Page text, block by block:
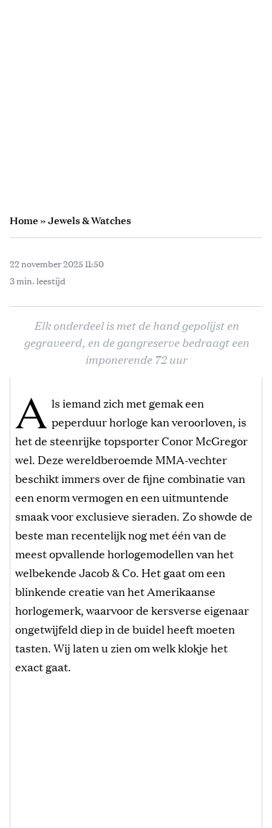
Home»Jewels & Watches
22 november 2025 11:50
3 min. leestijd
Elk onderdeel is met de hand gepolijst en
gegraveerd, en de gangreserve bedraagt een
imponerende 72 uur
A ls iemand zich met gemak een
peperduur horloge kan veroorloven, is
het de steenrijke topsporter Conor McGregor
wel. Deze wereldberoemde MMA-vechter
beschikt immers over de fijne combinatie van
een enorm vermogen en een uitmuntende
smaak voor exclusieve sieraden. Zo showde de
beste man recentelijk nog met één van de
meest opvallende horlogemodellen van het
welbekende Jacob & Co. Het gaat om een
blinkende creatie van het Amerikaanse
horlogemerk, waarvoor de kersverse eigenaar
ongetwijfeld diep in de buidel heeft moeten
tasten. Wij laten u zien om welk klokje het
exact gaat.